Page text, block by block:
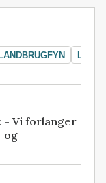
- Vi forlanger
og